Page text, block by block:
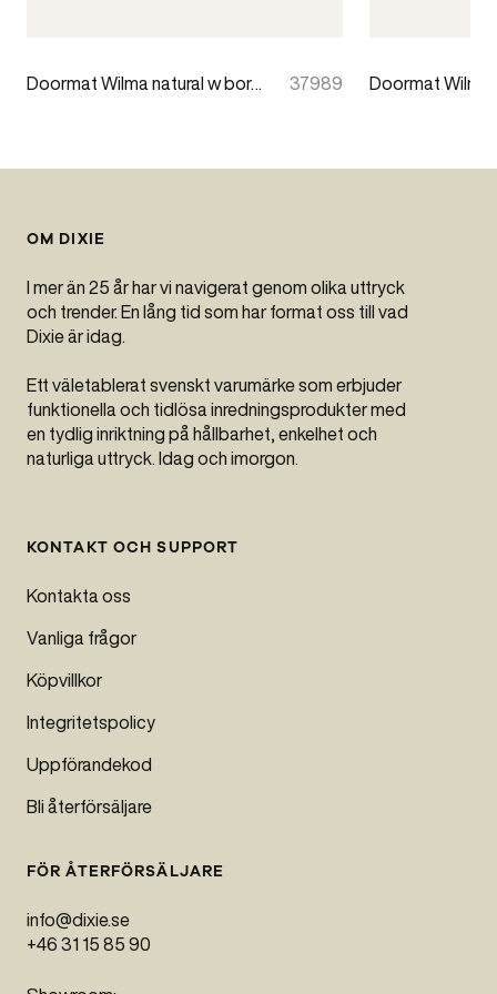
Doormat Wilma natural w border 60x90cm 37989
OM DIXIE
I mer än 25 år har vi navigerat genom olika uttryck
och trender. En lång tid som har format oss till vad
Dixie är idag.
Ett väletablerat svenskt varumärke som erbjuder
funktionella och tidlösa inredningsprodukter med
en tydlig inriktning på hållbarhet, enkelhet och
naturliga uttryck. Idag och imorgon.
KONTAKT OCH SUPPORT
Kontakta oss
Vanliga frågor
Köpvillkor
Integritetspolicy
Uppförandekod
Bli återförsäljare
FÖR ÅTERFÖRSÄLJARE
info@dixie.se
+46 31 15 85 90